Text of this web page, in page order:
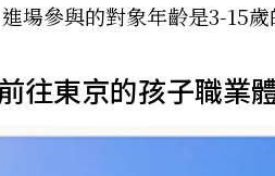
場參與的對象年齡是3-15歲
往東京的孩子職業